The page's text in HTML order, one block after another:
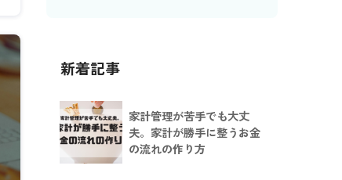
新着記事
家計管理が苦手でも大丈
夫。家計が勝手に整うお金
の流れの作り方